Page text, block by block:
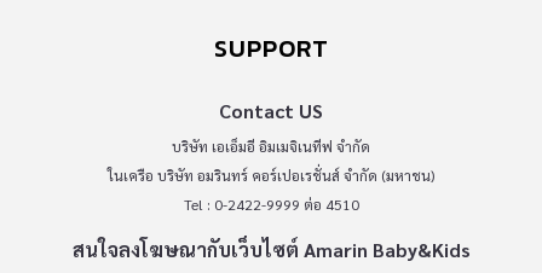
SUPPORT
Contact US
บริษัท เอเอ็มอี อิมเมจิเนทีฟ จำกัด
ในเครือ บริษัท อมรินทร์ คอร์เปอเรชั่นส์ จำกัด (มหาชน)
Tel : 0-2422-9999 ต่อ 4510
สนใจลงโฆษณากับเว็บไซต์ Amarin Baby&Kids